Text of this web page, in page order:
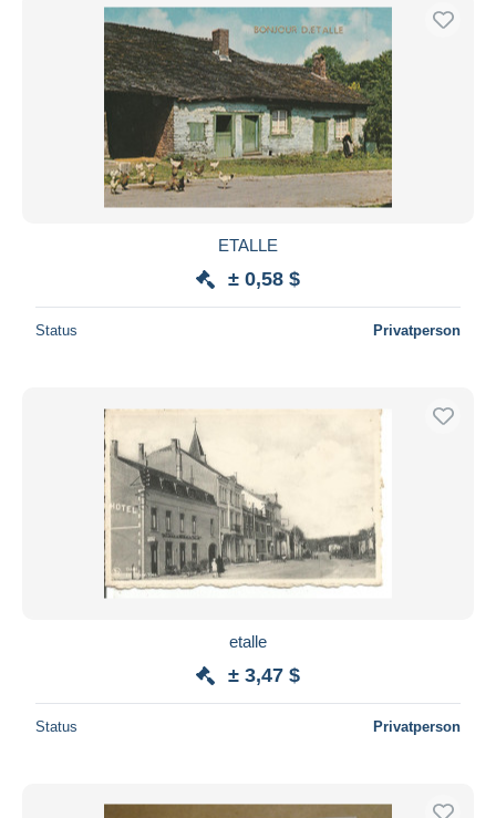
ETALLE
± 0,58 $
Status Privatperson
etalle
± 3,47 $
Status Privatperson